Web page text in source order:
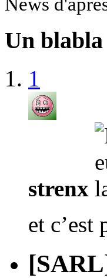
Un blabla
1
strenx
et